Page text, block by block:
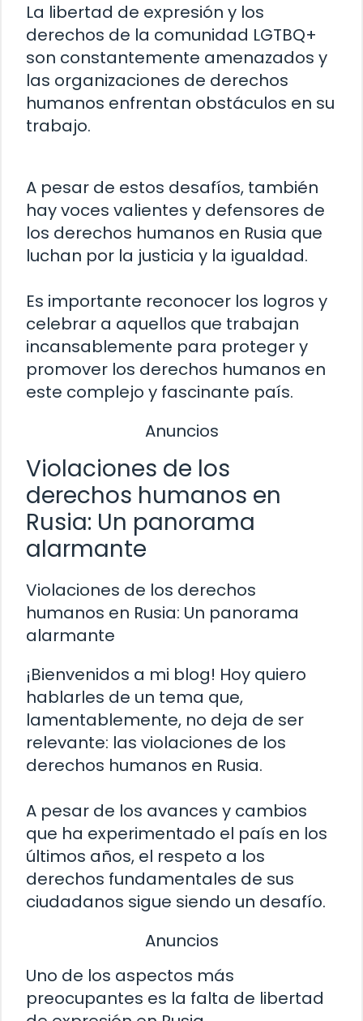
La libertad de expresión y los
derechos de la comunidad LGTBQ+
son constantemente amenazados y
las organizaciones de derechos
humanos enfrentan obstáculos en su
trabajo.
A pesar de estos desafíos, también
hay voces valientes y defensores de
los derechos humanos en Rusia que
luchan por la justicia y la igualdad.
Es importante reconocer los logros y
celebrar a aquellos que trabajan
incansablemente para proteger y
promover los derechos humanos en
este complejo y fascinante país.
Anuncios
Violaciones de los
derechos humanos en
Rusia: Un panorama
alarmante
Violaciones de los derechos
humanos en Rusia: Un panorama
alarmante
¡Bienvenidos a mi blog! Hoy quiero
hablarles de un tema que,
lamentablemente, no deja de ser
relevante: las violaciones de los
derechos humanos en Rusia.
A pesar de los avances y cambios
que ha experimentado el país en los
últimos años, el respeto a los
derechos fundamentales de sus
ciudadanos sigue siendo un desafío.
Anuncios
Uno de los aspectos más
preocupantes es la falta de libertad